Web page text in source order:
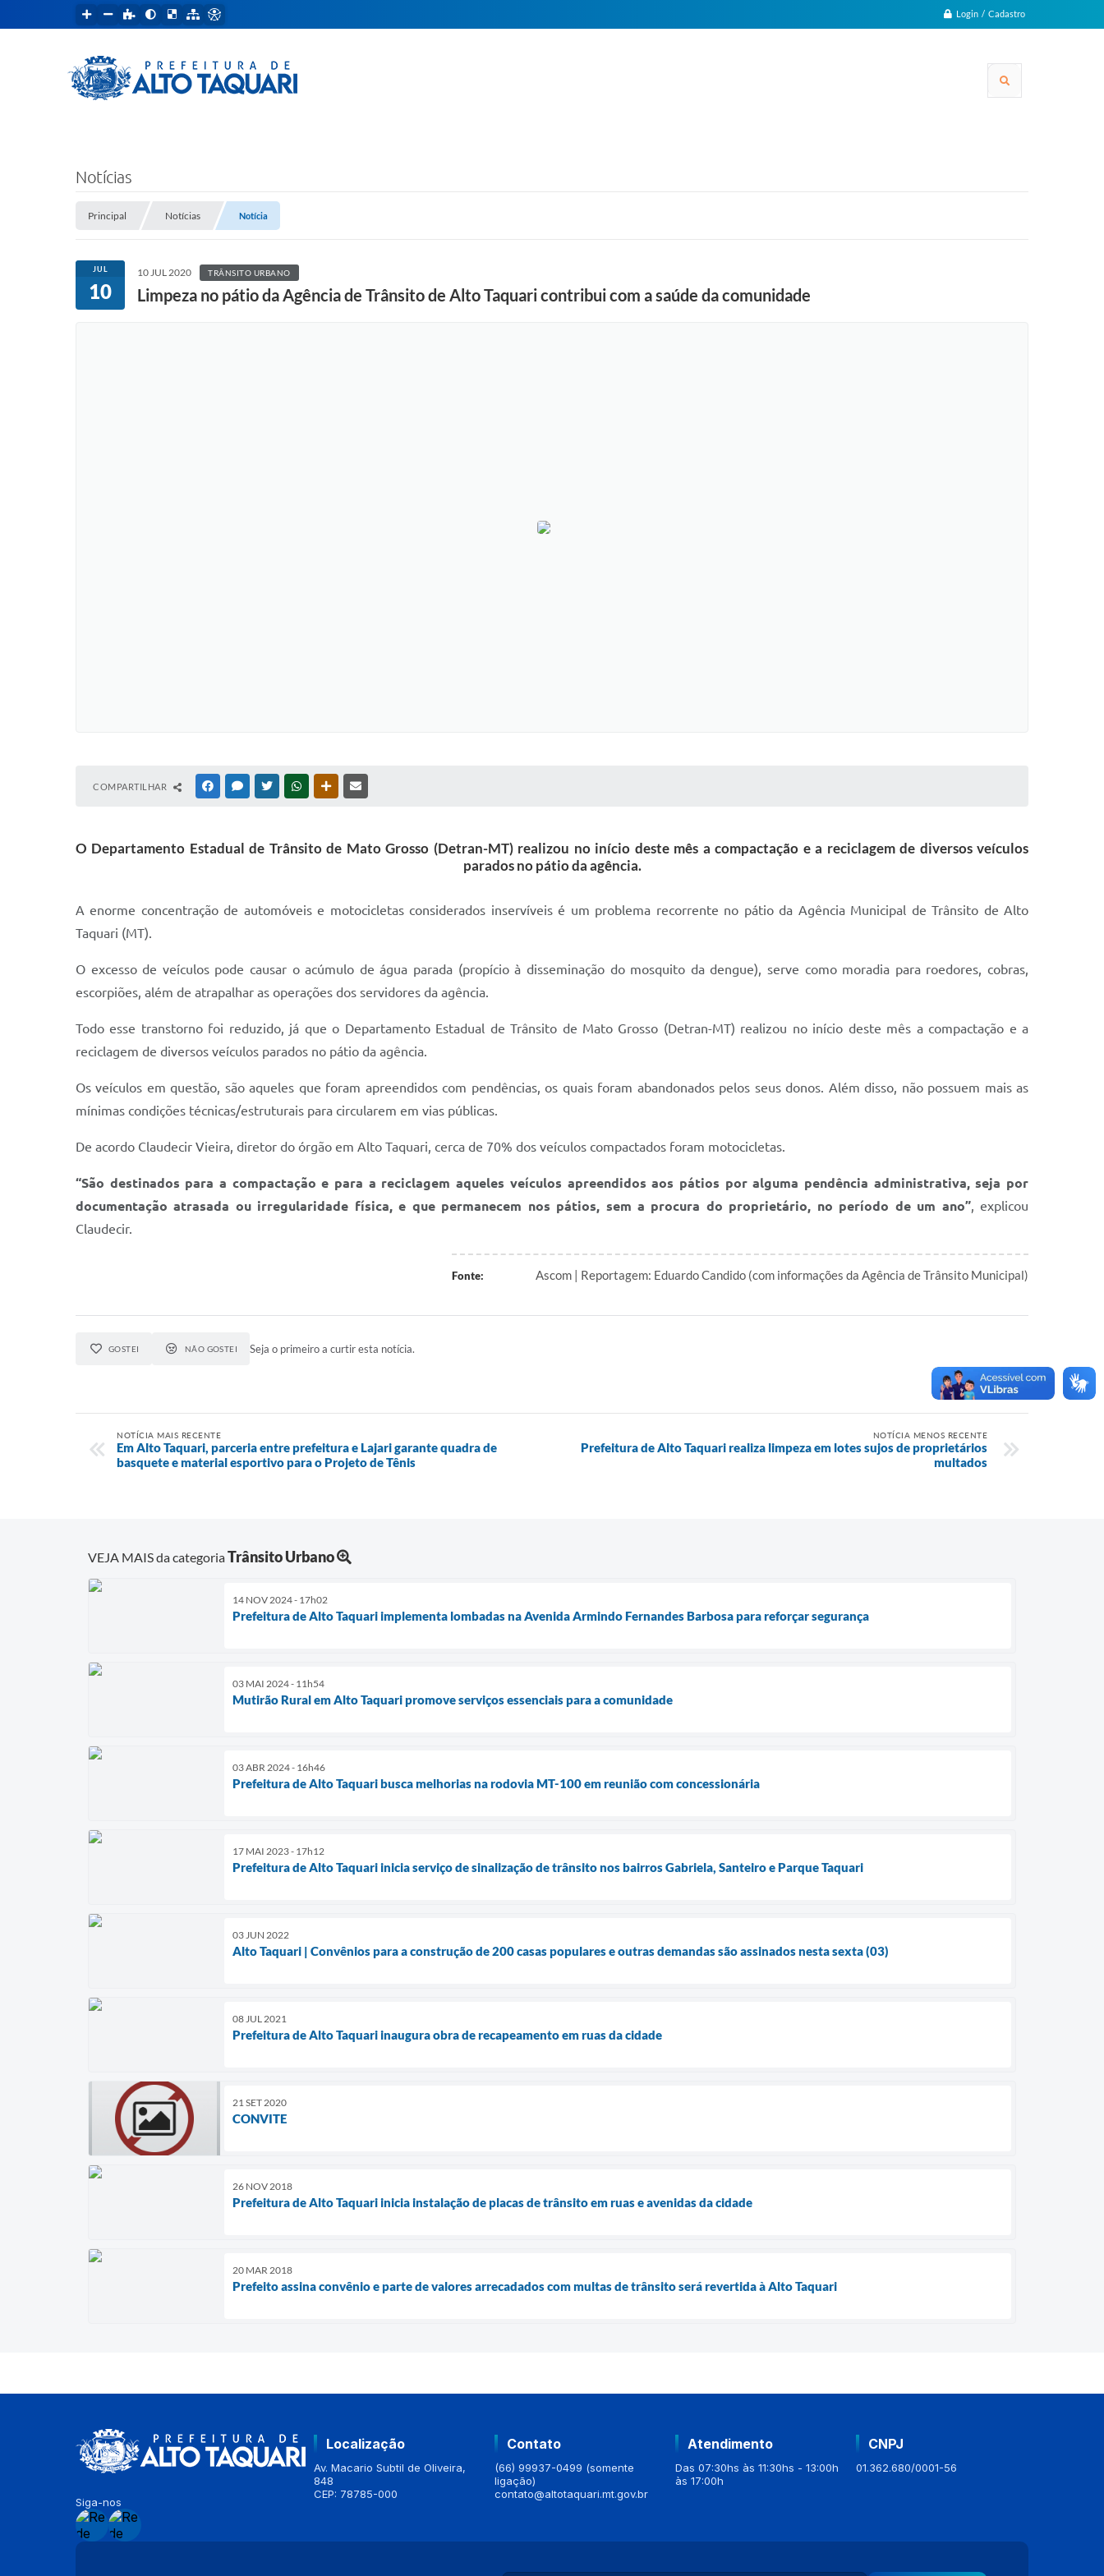
Login / Cadastro
Notícias
Principal Notícias Notícia
JUL
10
10 JUL 2020 TRÂNSITO URBANO
Limpeza no pátio da Agência de Trânsito de Alto Taquari contribui com a saúde da comunidade
COMPARTILHAR FACEBOOKMESSENGER
TWITTERWHATSAPPOUTRAS MÍDIAS
O Departamento Estadual de Trânsito de Mato Grosso (Detran-MT) realizou no início deste mês a compactação e a reciclagem de diversos veículos
parados no pátio da agência.
A enorme concentração de automóveis e motocicletas considerados inservíveis é um problema recorrente no pátio da Agência Municipal de Trânsito de Alto
Taquari (MT).
O excesso de veículos pode causar o acúmulo de água parada (propício à disseminação do mosquito da dengue), serve como moradia para roedores, cobras,
escorpiões, além de atrapalhar as operações dos servidores da agência.
Todo esse transtorno foi reduzido, já que o Departamento Estadual de Trânsito de Mato Grosso (Detran-MT) realizou no início deste mês a compactação e a
reciclagem de diversos veículos parados no pátio da agência.
Os veículos em questão, são aqueles que foram apreendidos com pendências, os quais foram abandonados pelos seus donos. Além disso, não possuem mais as
mínimas condições técnicas/estruturais para circularem em vias públicas.
De acordo Claudecir Vieira, diretor do órgão em Alto Taquari, cerca de 70% dos veículos compactados foram motocicletas.
“São destinados para a compactação e para a reciclagem aqueles veículos apreendidos aos pátios por alguma pendência administrativa, seja por
documentação atrasada ou irregularidade física, e que permanecem nos pátios, sem a procura do proprietário, no período de um ano”, explicou
Claudecir.
Fonte: Ascom | Reportagem: Eduardo Candido (com informações da Agência de Trânsito Municipal)
GOSTEI NÃO GOSTEI Seja o primeiro a curtir esta notícia.
NOTÍCIA MAIS RECENTE
Em Alto Taquari, parceria entre prefeitura e Lajari garante quadra de
basquete e material esportivo para o Projeto de Tênis
NOTÍCIA MENOS RECENTE
Prefeitura de Alto Taquari realiza limpeza em lotes sujos de proprietários
multados
VEJA MAIS da categoriaTrânsito Urbano
14 NOV 2024 - 17h02
Prefeitura de Alto Taquari implementa lombadas na Avenida Armindo Fernandes Barbosa para reforçar segurança
03 MAI 2024 - 11h54
Mutirão Rural em Alto Taquari promove serviços essenciais para a comunidade
03 ABR 2024 - 16h46
Prefeitura de Alto Taquari busca melhorias na rodovia MT-100 em reunião com concessionária
17 MAI 2023 - 17h12
Prefeitura de Alto Taquari inicia serviço de sinalização de trânsito nos bairros Gabriela, Santeiro e Parque Taquari
03 JUN 2022
Alto Taquari | Convênios para a construção de 200 casas populares e outras demandas são assinados nesta sexta (03)
08 JUL 2021
Prefeitura de Alto Taquari inaugura obra de recapeamento em ruas da cidade
21 SET 2020
CONVITE
26 NOV 2018
Prefeitura de Alto Taquari inicia instalação de placas de trânsito em ruas e avenidas da cidade
20 MAR 2018
Prefeito assina convênio e parte de valores arrecadados com multas de trânsito será revertida à Alto Taquari
Siga-nos
Localização
Av. Macario Subtil de Oliveira,
848
CEP: 78785-000
Contato
(66) 99937-0499 (somente
ligação)
contato@altotaquari.mt.gov.br
Atendimento
Das 07:30hs às 11:30hs - 13:00h
às 17:00h
CNPJ
01.362.680/0001-56